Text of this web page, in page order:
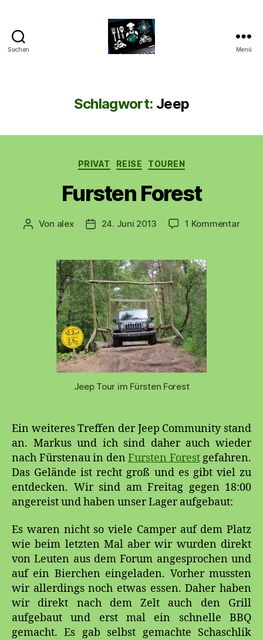
Suchen Menü
Schlagwort: Jeep
Kategorien
PRIVAT REISE TOUREN
Fursten Forest
Beitragsautor
Von alex Beitragsdatum
24. Juni 2013 1 Kommentarzu
Jeep Tour im Fürsten Forest
Ein weiteres Treffen der Jeep Community stand
an. Markus und ich sind daher auch wieder
nach Fürstenau in den Fursten Forestgefahren.
Das Gelände ist recht groß und es gibt viel zu
entdecken. Wir sind am Freitag gegen 18:00
angereist und haben unser Lager aufgebaut:
Es waren nicht so viele Camper auf dem Platz
wie beim letzten Mal aber wir wurden direkt
von Leuten aus dem Forum angesprochen und
auf ein Bierchen eingeladen. Vorher mussten
wir allerdings noch etwas essen. Daher haben
wir direkt nach dem Zelt auch den Grill
aufgebaut und erst mal ein schnelle BBQ
gemacht. Es gab selbst gemachte Schaschlik